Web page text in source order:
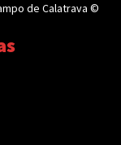
de Calatrava ©